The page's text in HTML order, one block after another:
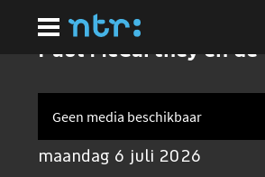
hoofdinhoud
Paul McCartney en
Geen media beschikbaar
maandag 6 juli 2026